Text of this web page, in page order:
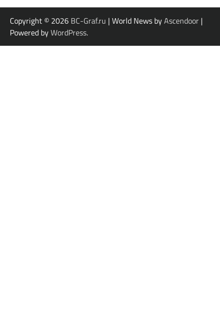
Copyright © 2026 BC-Graf.ru | World News byAscendoor |
Powered byWordPress.